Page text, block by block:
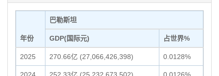
年份
巴勒斯坦
GDP(国际元) 占世界%
2025 270.66亿 (27,066,426,398) 0.0128%